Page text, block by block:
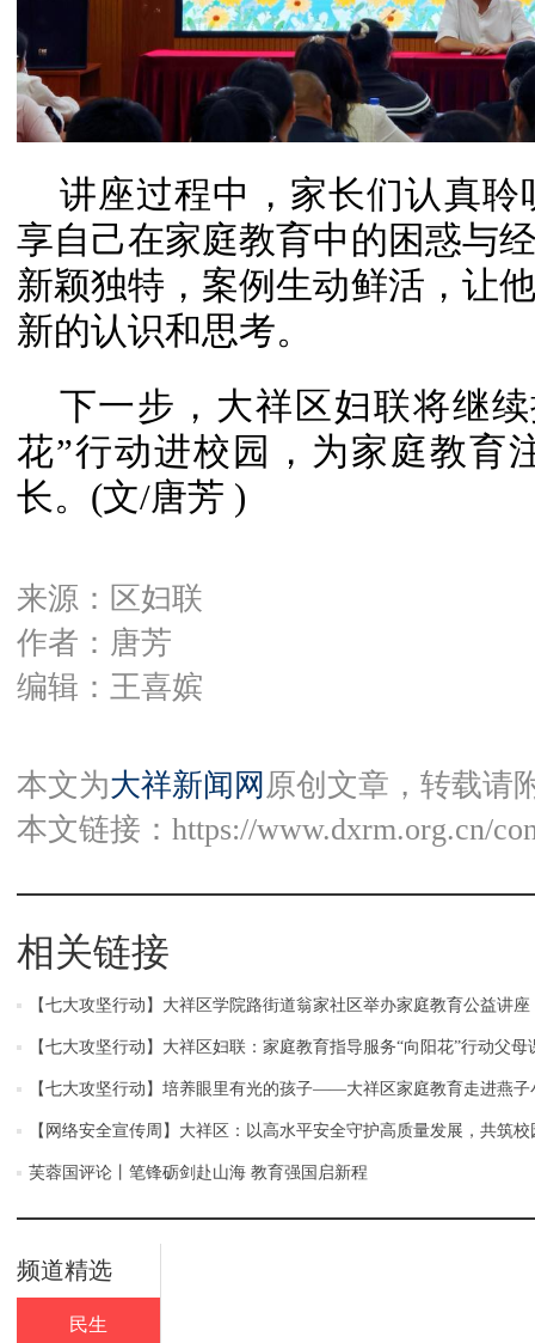
讲座过程中，家长们认真
享自己在家庭教育中的困惑与
新颖独特，案例生动鲜活，让
新的认识和思考。
下一步，大祥区妇联将继
花”行动进校园，为家庭教育
长。 (文/唐芳 )
来源：区妇联
作者：唐芳
编辑：王喜嫔
本文为大祥新闻网 原创文章，转载请
本文链接： https://www.dxrm.org.cn/
相关链接
【七大攻坚行动】大祥区学院路街道翁家社区举办家庭教育公益讲座
【七大攻坚行动】大祥区妇联：家庭教育指导服务“向阳花”行动父母
【七大攻坚行动】培养眼里有光的孩子——大祥区家庭教育走进燕子
【网络安全宣传周】大祥区：以高水平安全守护高质量发展，共筑
芙蓉国评论丨笔锋砺剑赴山海 教育强国启新程
频道精选
民生